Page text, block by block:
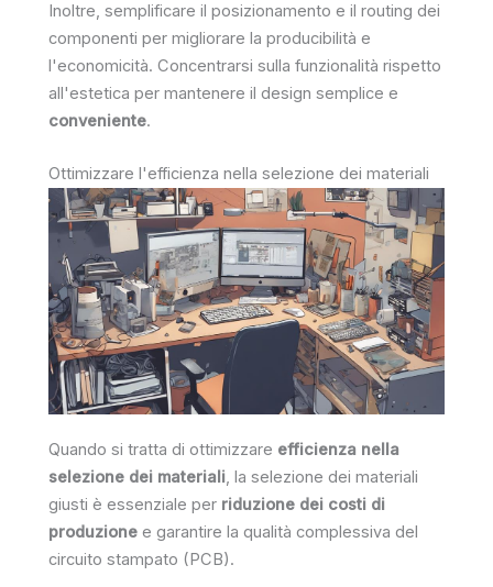
Inoltre, semplificare il posizionamento e il routing dei
componenti per migliorare la producibilità e
l'economicità. Concentrarsi sulla funzionalità rispetto
all'estetica per mantenere il design semplice e
conveniente.
Ottimizzare l'efficienza nella selezione dei materiali
Quando si tratta di ottimizzare efficienza nella
selezione dei materiali, la selezione dei materiali
giusti è essenziale per riduzione dei costi di
produzione e garantire la qualità complessiva del
circuito stampato (PCB).